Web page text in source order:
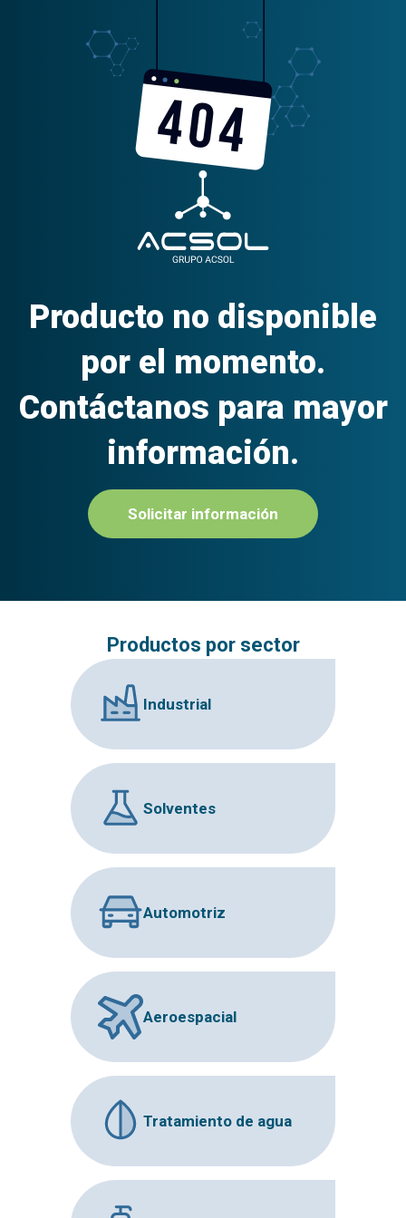
Producto no disponible
por el momento.
Contáctanos para mayor
información.
Solicitar información
Productos por sector
Industrial
Solventes
Automotriz
Aeroespacial
Tratamiento de agua